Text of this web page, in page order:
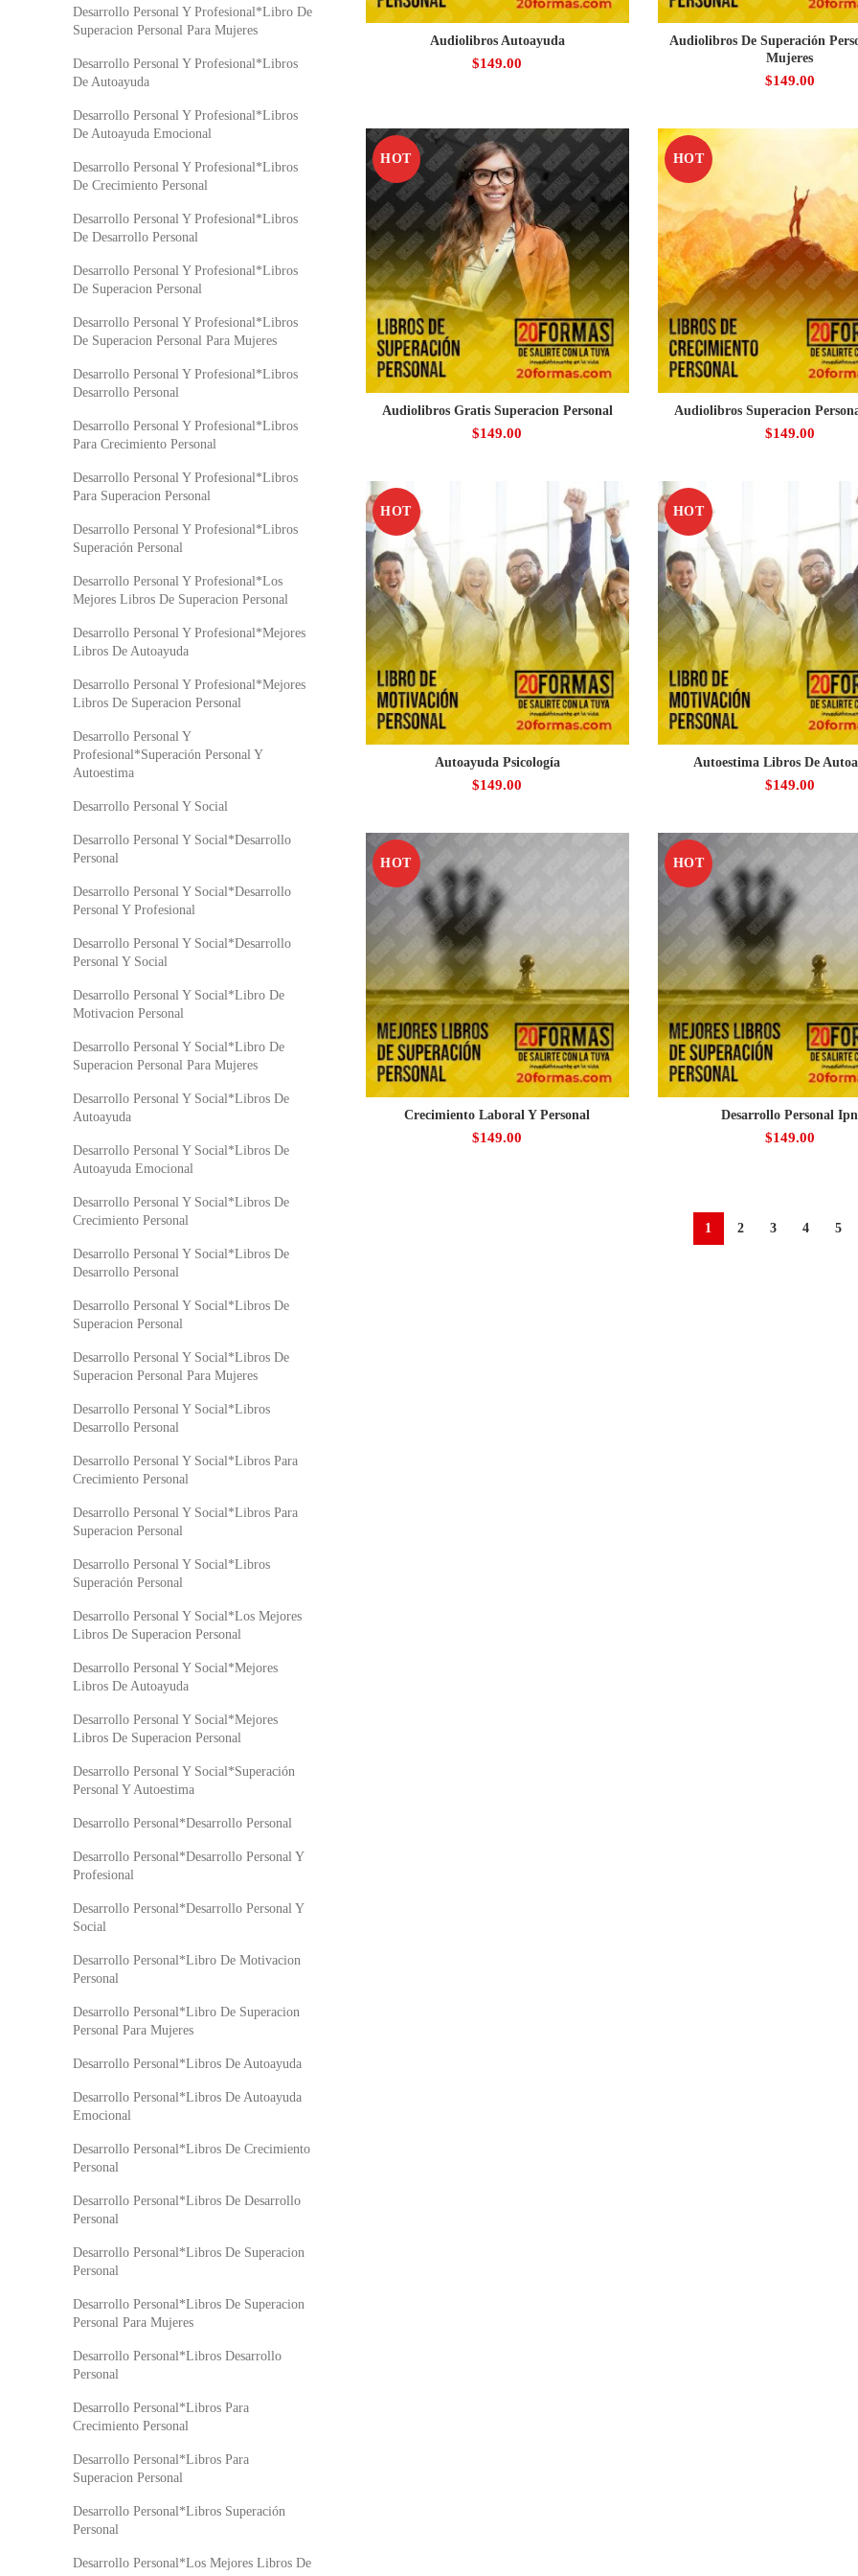
Audiolibros Autoayuda
$149.00
Audiolibros De Superación
Mujeres
$149.00
HOT
Audiolibros Gratis Superacion Personal
$149.00
HOT
Audiolibros Superacion
$149.00
HOT
Autoayuda Psicología
$149.00
HOT
Autoestima Libros De
$149.00
HOT
Crecimiento Laboral Y Personal
$149.00
HOT
Desarrollo Personal Ipn
$149.00
1 2 3 4 5
Desarrollo Personal Y Profesional*Libro De
Superacion Personal Para Mujeres
Desarrollo Personal Y Profesional*Libros
De Autoayuda
Desarrollo Personal Y Profesional*Libros
De Autoayuda Emocional
Desarrollo Personal Y Profesional*Libros
De Crecimiento Personal
Desarrollo Personal Y Profesional*Libros
De Desarrollo Personal
Desarrollo Personal Y Profesional*Libros
De Superacion Personal
Desarrollo Personal Y Profesional*Libros
De Superacion Personal Para Mujeres
Desarrollo Personal Y Profesional*Libros
Desarrollo Personal
Desarrollo Personal Y Profesional*Libros
Para Crecimiento Personal
Desarrollo Personal Y Profesional*Libros
Para Superacion Personal
Desarrollo Personal Y Profesional*Libros
Superación Personal
Desarrollo Personal Y Profesional*Los
Mejores Libros De Superacion Personal
Desarrollo Personal Y Profesional*Mejores
Libros De Autoayuda
Desarrollo Personal Y Profesional*Mejores
Libros De Superacion Personal
Desarrollo Personal Y
Profesional*Superación Personal Y
Autoestima
Desarrollo Personal Y Social
Desarrollo Personal Y Social*Desarrollo
Personal
Desarrollo Personal Y Social*Desarrollo
Personal Y Profesional
Desarrollo Personal Y Social*Desarrollo
Personal Y Social
Desarrollo Personal Y Social*Libro De
Motivacion Personal
Desarrollo Personal Y Social*Libro De
Superacion Personal Para Mujeres
Desarrollo Personal Y Social*Libros De
Autoayuda
Desarrollo Personal Y Social*Libros De
Autoayuda Emocional
Desarrollo Personal Y Social*Libros De
Crecimiento Personal
Desarrollo Personal Y Social*Libros De
Desarrollo Personal
Desarrollo Personal Y Social*Libros De
Superacion Personal
Desarrollo Personal Y Social*Libros De
Superacion Personal Para Mujeres
Desarrollo Personal Y Social*Libros
Desarrollo Personal
Desarrollo Personal Y Social*Libros Para
Crecimiento Personal
Desarrollo Personal Y Social*Libros Para
Superacion Personal
Desarrollo Personal Y Social*Libros
Superación Personal
Desarrollo Personal Y Social*Los Mejores
Libros De Superacion Personal
Desarrollo Personal Y Social*Mejores
Libros De Autoayuda
Desarrollo Personal Y Social*Mejores
Libros De Superacion Personal
Desarrollo Personal Y Social*Superación
Personal Y Autoestima
Desarrollo Personal*Desarrollo Personal
Desarrollo Personal*Desarrollo Personal Y
Profesional
Desarrollo Personal*Desarrollo Personal Y
Social
Desarrollo Personal*Libro De Motivacion
Personal
Desarrollo Personal*Libro De Superacion
Personal Para Mujeres
Desarrollo Personal*Libros De Autoayuda
Desarrollo Personal*Libros De Autoayuda
Emocional
Desarrollo Personal*Libros De Crecimiento
Personal
Desarrollo Personal*Libros De Desarrollo
Personal
Desarrollo Personal*Libros De Superacion
Personal
Desarrollo Personal*Libros De Superacion
Personal Para Mujeres
Desarrollo Personal*Libros Desarrollo
Personal
Desarrollo Personal*Libros Para
Crecimiento Personal
Desarrollo Personal*Libros Para
Superacion Personal
Desarrollo Personal*Libros Superación
Personal
Desarrollo Personal*Los Mejores Libros De